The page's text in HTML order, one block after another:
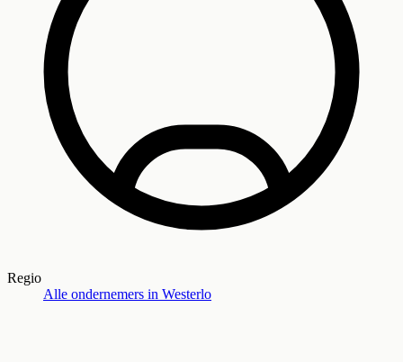
Regio
Alle ondernemers in Westerlo